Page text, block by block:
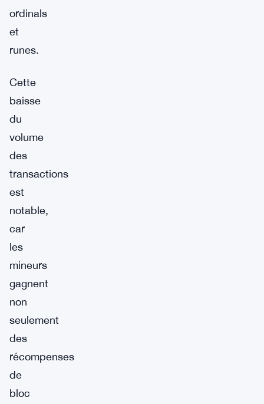
ordinals
et
runes.
Cette
baisse
du
volume
des
transactions
est
notable,
car
les
mineurs
gagnent
non
seulement
des
récompenses
de
bloc